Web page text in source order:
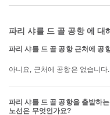
파리 샤를 드 골 공항 에 대
파리 샤를 드 골 공항 근처에 공
아니요, 근처에 공항은 없습니다.
파리 샤를 드 골 공항을 출발하
노선은 무엇인가요?